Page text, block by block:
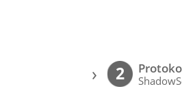
› 2